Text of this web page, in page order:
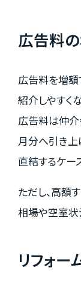
広告料
広告料を増額
紹介しやすく
広告料は仲介
月分へ引き上
直結するケー
ただし、高額
相場や空室状
リフォ